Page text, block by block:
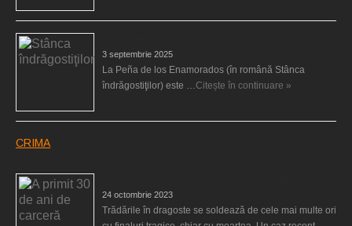
3 septembrie 2025
La Peña de los Enamorados (în română Stânca
îndrăgostiţilor) este … Citește în continuare »
CRIMA
24 octombrie 2023
Trădările în dragoste se soldează de cele mai multe ori